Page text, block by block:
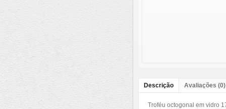
Descrição Avaliações (0)
Troféu octogonal em vidro